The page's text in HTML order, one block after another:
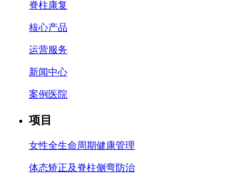
脊柱康复
核心产品
运营服务
新闻中心
案例医院
项目
女性全生命周期健康管理
体态矫正及脊柱侧弯防治